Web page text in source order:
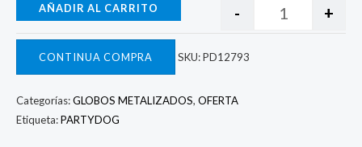
- +
AÑADIR AL CARRITO
CONTINUA COMPRA SKU:PD12793
Categorías:GLOBOS METALIZADOS, OFERTA
Etiqueta:PARTYDOG